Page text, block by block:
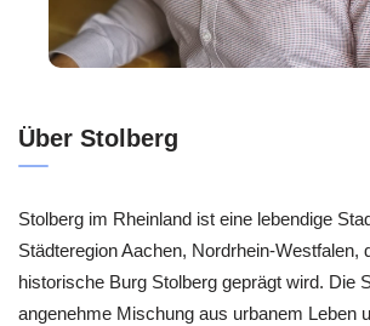
Über Stolberg
Stolberg im Rheinland ist eine lebendige
Städteregion Aachen, Nordrhein-Westfalen,
historische Burg Stolberg geprägt wird. Die
angenehme Mischung aus urbanem Leben